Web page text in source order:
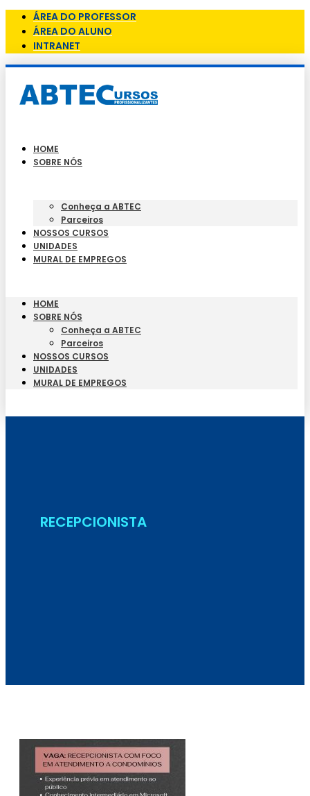
ÁREA DO PROFESSOR
ÁREA DO ALUNO
INTRANET
HOME
SOBRE NÓS
Conheça a ABTEC
Parceiros
NOSSOS CURSOS
UNIDADES
MURAL DE EMPREGOS
HOME
SOBRE NÓS
Conheça a ABTEC
Parceiros
NOSSOS CURSOS
UNIDADES
MURAL DE EMPREGOS
RECEPCIONISTA